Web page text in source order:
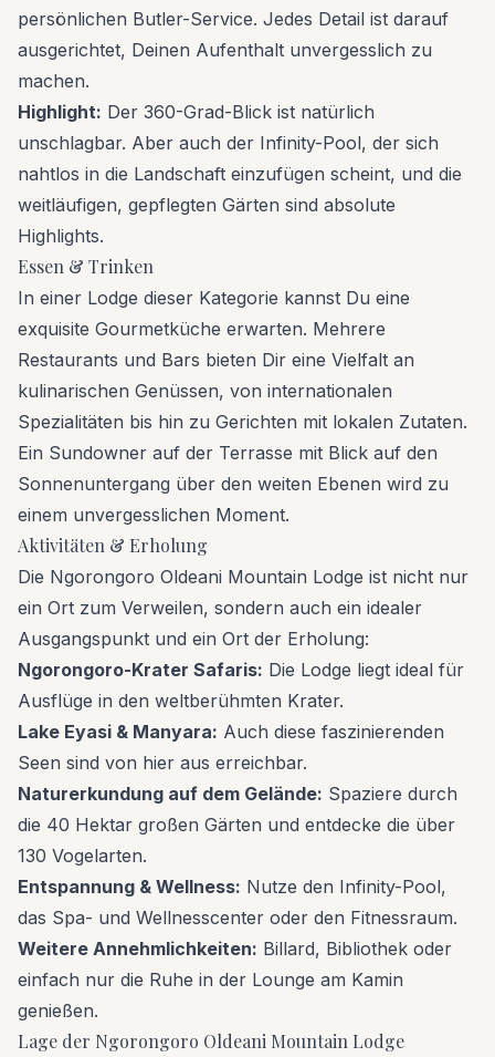
persönlichen Butler-Service. Jedes Detail ist darauf
ausgerichtet, Deinen Aufenthalt unvergesslich zu
machen.
Highlight: Der 360-Grad-Blick ist natürlich
unschlagbar. Aber auch der Infinity-Pool, der sich
nahtlos in die Landschaft einzufügen scheint, und die
weitläufigen, gepflegten Gärten sind absolute
Highlights.
Essen & Trinken
In einer Lodge dieser Kategorie kannst Du eine
exquisite Gourmetküche erwarten. Mehrere
Restaurants und Bars bieten Dir eine Vielfalt an
kulinarischen Genüssen, von internationalen
Spezialitäten bis hin zu Gerichten mit lokalen Zutaten.
Ein Sundowner auf der Terrasse mit Blick auf den
Sonnenuntergang über den weiten Ebenen wird zu
einem unvergesslichen Moment.
Aktivitäten & Erholung
Die Ngorongoro Oldeani Mountain Lodge ist nicht nur
ein Ort zum Verweilen, sondern auch ein idealer
Ausgangspunkt und ein Ort der Erholung:
Ngorongoro-Krater Safaris: Die Lodge liegt ideal für
Ausflüge in den weltberühmten Krater.
Lake Eyasi & Manyara: Auch diese faszinierenden
Seen sind von hier aus erreichbar.
Naturerkundung auf dem Gelände: Spaziere durch
die 40 Hektar großen Gärten und entdecke die über
130 Vogelarten.
Entspannung & Wellness: Nutze den Infinity-Pool,
das Spa- und Wellnesscenter oder den Fitnessraum.
Weitere Annehmlichkeiten: Billard, Bibliothek oder
einfach nur die Ruhe in der Lounge am Kamin
genießen.
Lage der Ngorongoro Oldeani Mountain Lodge